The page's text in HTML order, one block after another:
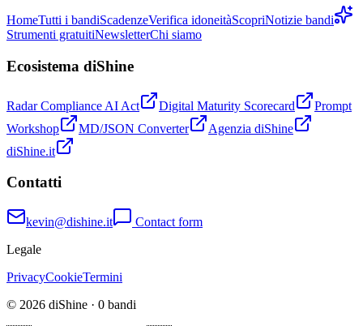
HomeTutti i bandiScadenzeVerifica idoneitàScopriNotizie bandi
Strumenti gratuitiNewsletterChi siamo
Ecosistema diShine
Radar Compliance AI Act Digital Maturity Scorecard
Prompt
Workshop
MD/JSON Converter
Agenzia diShine
diShine.it
Contatti
kevin@dishine.it
Contact form
Legale
PrivacyCookieTermini
© 2026 diShine · 0 bandi